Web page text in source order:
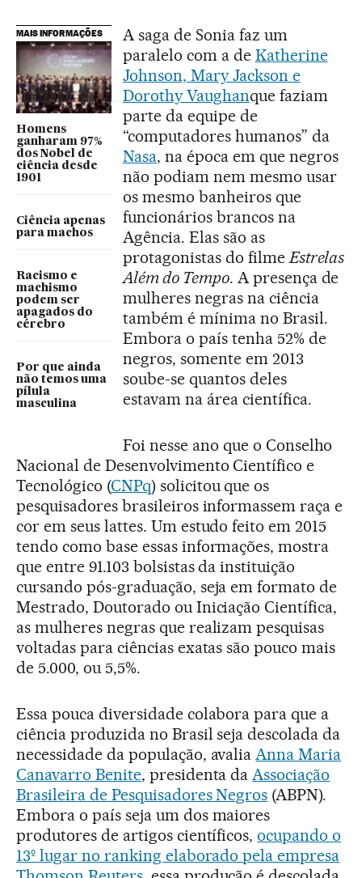
MAIS INFORMAÇÕES
Homens
ganharam 97%
dos Nobel de
ciência desde
1901
Ciência apenas
para machos
Racismo e
machismo
podem ser
apagados do
cérebro
Por que ainda
não temos uma
pílula
masculina
A saga de Sonia faz um
paralelo com a de Katherine
Johnson, Mary Jackson e
Dorothy Vaughanque faziam
parte da equipe de
“computadores humanos” da
Nasa, na época em que negros
não podiam nem mesmo usar
os mesmo banheiros que
funcionários brancos na
Agência. Elas são as
protagonistas do filmeEstrelas
Além do Tempo. A presença de
mulheres negras na ciência
também é mínima no Brasil.
Embora o país tenha 52% de
negros, somente em 2013
soube-se quantos deles
estavam na área científica.
Foi nesse ano que o Conselho
Nacional de Desenvolvimento Científico e
Tecnológico (CNPq) solicitou que os
pesquisadores brasileiros informassem raça e
cor em seus lattes. Um estudo feito em 2015
tendo como base essas informações, mostra
que entre 91.103 bolsistas da instituição
cursando pós-graduação, seja em formato de
Mestrado, Doutorado ou Iniciação Científica,
as mulheres negras que realizam pesquisas
voltadas para ciências exatas são pouco mais
de 5.000, ou 5,5%.
Essa pouca diversidade colabora para que a
ciência produzida no Brasil seja descolada da
necessidade da população, avaliaAnna Maria
Canavarro Benite, presidenta daAssociação
Brasileira de Pesquisadores Negros (ABPN).
Embora o país seja um dos maiores
produtores de artigos científicos,ocupando o
13º lugar no ranking elaborado pela empresa